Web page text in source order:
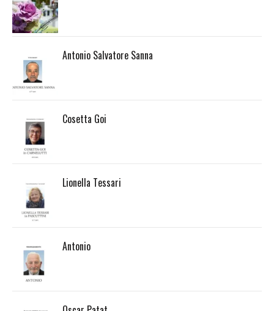
Antonio Salvatore Sanna
Cosetta Goi
Lionella Tessari
Antonio